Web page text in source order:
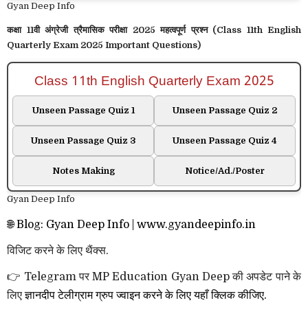
Gyan Deep Info
कक्षा 11वी अंग्रेजी त्रैमासिक परीक्षा 2025 महत्वपूर्ण प्रश्न (Class 11th English
Quarterly Exam 2025 Important Questions)
Class 11th English Quarterly Exam 2025
Unseen Passage Quiz 1 Unseen Passage Quiz 2
Unseen Passage Quiz 3 Unseen Passage Quiz 4
Notes Making Notice/Ad./Poster
Gyan Deep Info
🌐 Blog: Gyan Deep Info | www.gyandeepinfo.in
विजिट करने के लिए थैंक्स.
👉 Telegram पर MP Education Gyan Deep की अपडेट पाने के
लिएज्ञानदीपटेलीग्राम ग्रुप ज्वाइन करने के लिए यहाँ क्लिक कीजिए.